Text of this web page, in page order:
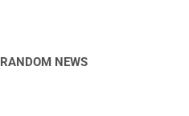
RANDOM NEWS